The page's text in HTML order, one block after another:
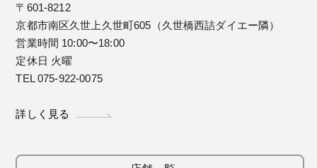
〒601-8212
京都市南区久世上久世町605（久世橋西詰ダイエー隣）
営業時間 10:00〜18:00
定休日 火曜
TEL 075-922-0075
詳しく見る